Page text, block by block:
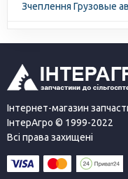
Зчеплення Грузовые
Інтернет-магазин
ІнтерАгро © 1999-2022
Всі права захищені